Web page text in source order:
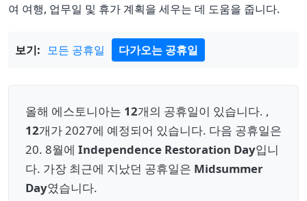
여 여행, 업무일 및 휴가 계획을 세우는 데 도움을 줍니다.
보기: 모든 공휴일 다가오는 공휴일
올해 에스토니아는 12개의 공휴일이 있습니다. ,
12개가 2027에 예정되어 있습니다. 다음 공휴일은
20. 8월에 Independence Restoration Day입니
다. 가장 최근에 지났던 공휴일은 Midsummer
Day였습니다.